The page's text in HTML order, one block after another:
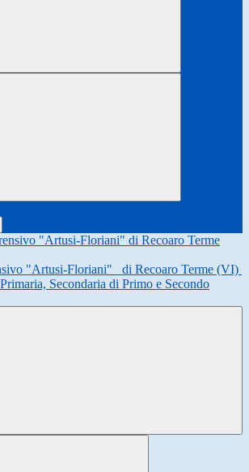
"Artusi-Floriani"
di Recoaro Terme (VI)
Secondaria di Primo e Secondo